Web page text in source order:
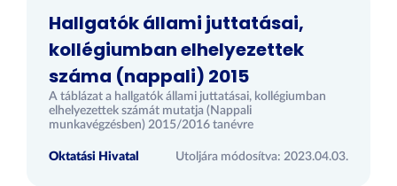
Hallgatók állami juttatásai,
kollégiumban elhelyezettek
száma (nappali) 2015
A táblázat a hallgatók állami juttatásai, kollégiumban
elhelyezettek számát mutatja (Nappali
munkavégzésben) 2015/2016 tanévre
Oktatási Hivatal Utoljára módosítva: 2023.04.03.